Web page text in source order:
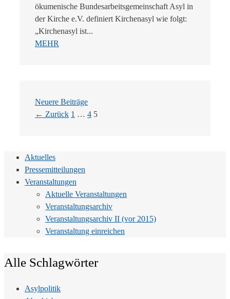
ökumenische Bundesarbeitsgemeinschaft Asyl in
der Kirche e.V. definiert Kirchenasyl wie folgt:
„Kirchenasyl ist...
MEHR
Neuere Beiträge
← Zurück Seite
1 … Seite
4 Seite
5
Aktuelles
Pressemitteilungen
Veranstaltungen
Aktuelle Veranstaltungen
Veranstaltungsarchiv
Veranstaltungsarchiv II (vor 2015)
Veranstaltung einreichen
Alle Schlagwörter
Asylpolitik